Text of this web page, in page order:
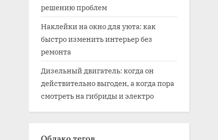
решению проблем
Наклейки на окно для уюта: как
быстро изменить интерьер без
ремонта
Дизельный двигатель: когда он
действительно выгоден, а когда пора
смотреть на гибриды и электро